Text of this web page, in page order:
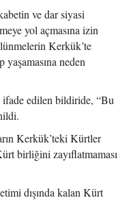
ve dar siyasi
yol açmasına izin
Kerkük’te
neden
edilen bildiride, “Bu
Kerkük’teki Kürtler
birliğini zayıflatmaması
dışında kalan Kürt